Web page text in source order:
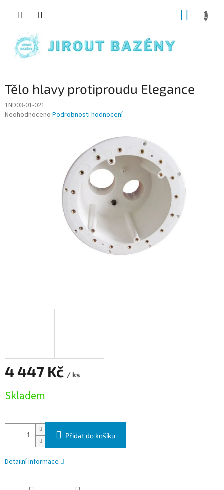
Tělo hlavy protiproudu Elegance
1ND03-01-021
Průměrné hodnocení produktu je 0,0 z 5 hvězdiček.
Neohodnoceno Podrobnosti hodnocení
4 447 Kč / ks
Skladem
Přidat do košíku
Detailní informace